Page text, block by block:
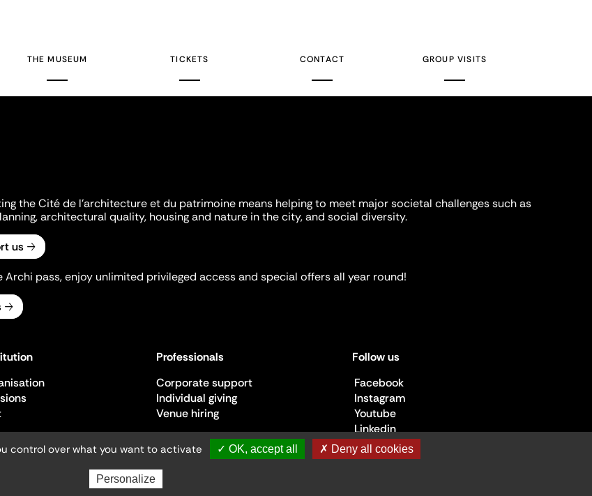
THE MUSEUM TICKETS CONTACT GROUP VISITS
the Cité de l'architecture et du patrimoine means helping to meet major societal challenges such as
architectural quality, housing and nature in the city, and social diversity.
us
Archi pass, enjoy unlimited privileged access and special offers all year round!
Professionals
Corporate support
Individual giving
Venue hiring
Follow us
Facebook
Instagram
Youtube
Linkedin
control over what you want to activate ✓ OK, accept all ✗ Deny all cookies
Personalize